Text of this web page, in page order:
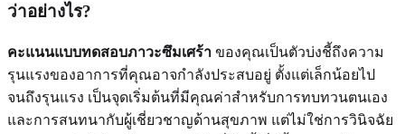
ว่าอย่างไร?
คะแนนแบบทดสอบภาวะซึมเศร้า ของคุณเป็นตัวบ่งชี้ถึงความ
รุนแรงของอาการที่คุณอาจกำลังประสบอยู่ ตั้งแต่เล็กน้อยไป
จนถึงรุนแรง เป็นจุดเริ่มต้นที่มีคุณค่าสำหรับการทบทวนตนเอง
และการสนทนากับผู้เชี่ยวชาญด้านสุขภาพ แต่ไม่ใช่การวินิจฉัย